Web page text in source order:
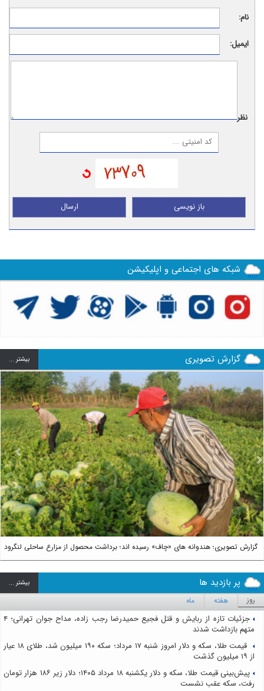
نام:
ایمیل:
نظر:
ارسال باز نویسی
شبکه های اجتماعی و اپلیکیشن
گزارش تصویری بيشتر ...
گزارش تصویری؛ هندوانه های «چاف» رسیده اند؛ برداشت محصول از مزارع ساحلی لنگرود
Next
پر بازدید ها بيشتر ...
روز هفته ماه
جزئیات تازه از ربایش و قتل فجیع حمیدرضا رجب زاده، مداح جوان تهرانی؛ ۴
متهم بازداشت شدند
قیمت طلا، سکه و دلار امروز شنبه ۱۷ مرداد؛ سکه ۱۹۰ میلیون شد، طلای ۱۸ عیار
از ۱۹ میلیون گذشت
پیش‌بینی قیمت طلا، سکه و دلار یکشنبه ۱۸ مرداد ۱۴۰۵؛ دلار زیر ۱۸۶ هزار تومان
رفت، سکه عقب نشست